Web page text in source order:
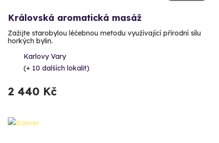
Královská aromatická masáž
Zažijte starobylou léčebnou metodu využívající přírodní sílu
horkých bylin.
Karlovy Vary
(+ 10 dalších lokalit)
2 440 Kč